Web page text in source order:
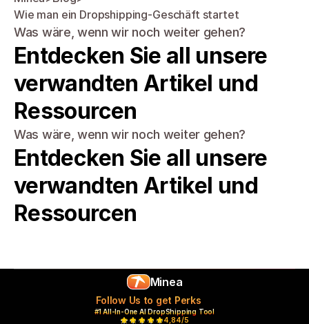
Wie man ein Dropshipping-Geschäft startet
Was wäre, wenn wir noch weiter gehen?
Entdecken Sie all unsere
verwandten Artikel und
Ressourcen
Was wäre, wenn wir noch weiter gehen?
Entdecken Sie all unsere
verwandten Artikel und
Ressourcen
Minea
Follow Us to get Perks
#1 All-In-One AI DropShipping Tool
4,84/5